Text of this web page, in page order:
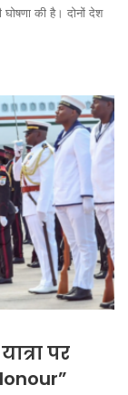
घोषणा की है। दोनों देश
पर